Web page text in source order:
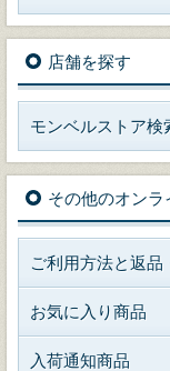
店舗を探す
モンベルストア検
その他のオンラ
ご利用方法と返品
お気に入り商品
入荷通知商品